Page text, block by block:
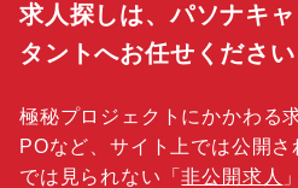
求人探しは、パソナキ
タントへお任せください
極秘プロジェクトにかかわる
POなど、サイト上では公開
では見られない「非公開求人